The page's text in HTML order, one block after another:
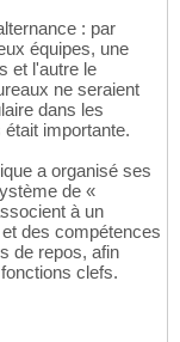
: par
équipes, une
et l'autre le
ne seraient
dans les
importante.
a organisé ses
de «
à un
des compétences
de repos, afin
clefs.